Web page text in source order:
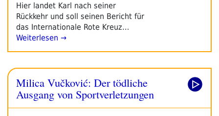
Hier landet Karl nach seiner
Rückkehr und soll seinen Bericht für
das Internationale Rote Kreuz…
Weiterlesen →
Milica Vučković: Der tödliche
Ausgang von Sportverletzungen